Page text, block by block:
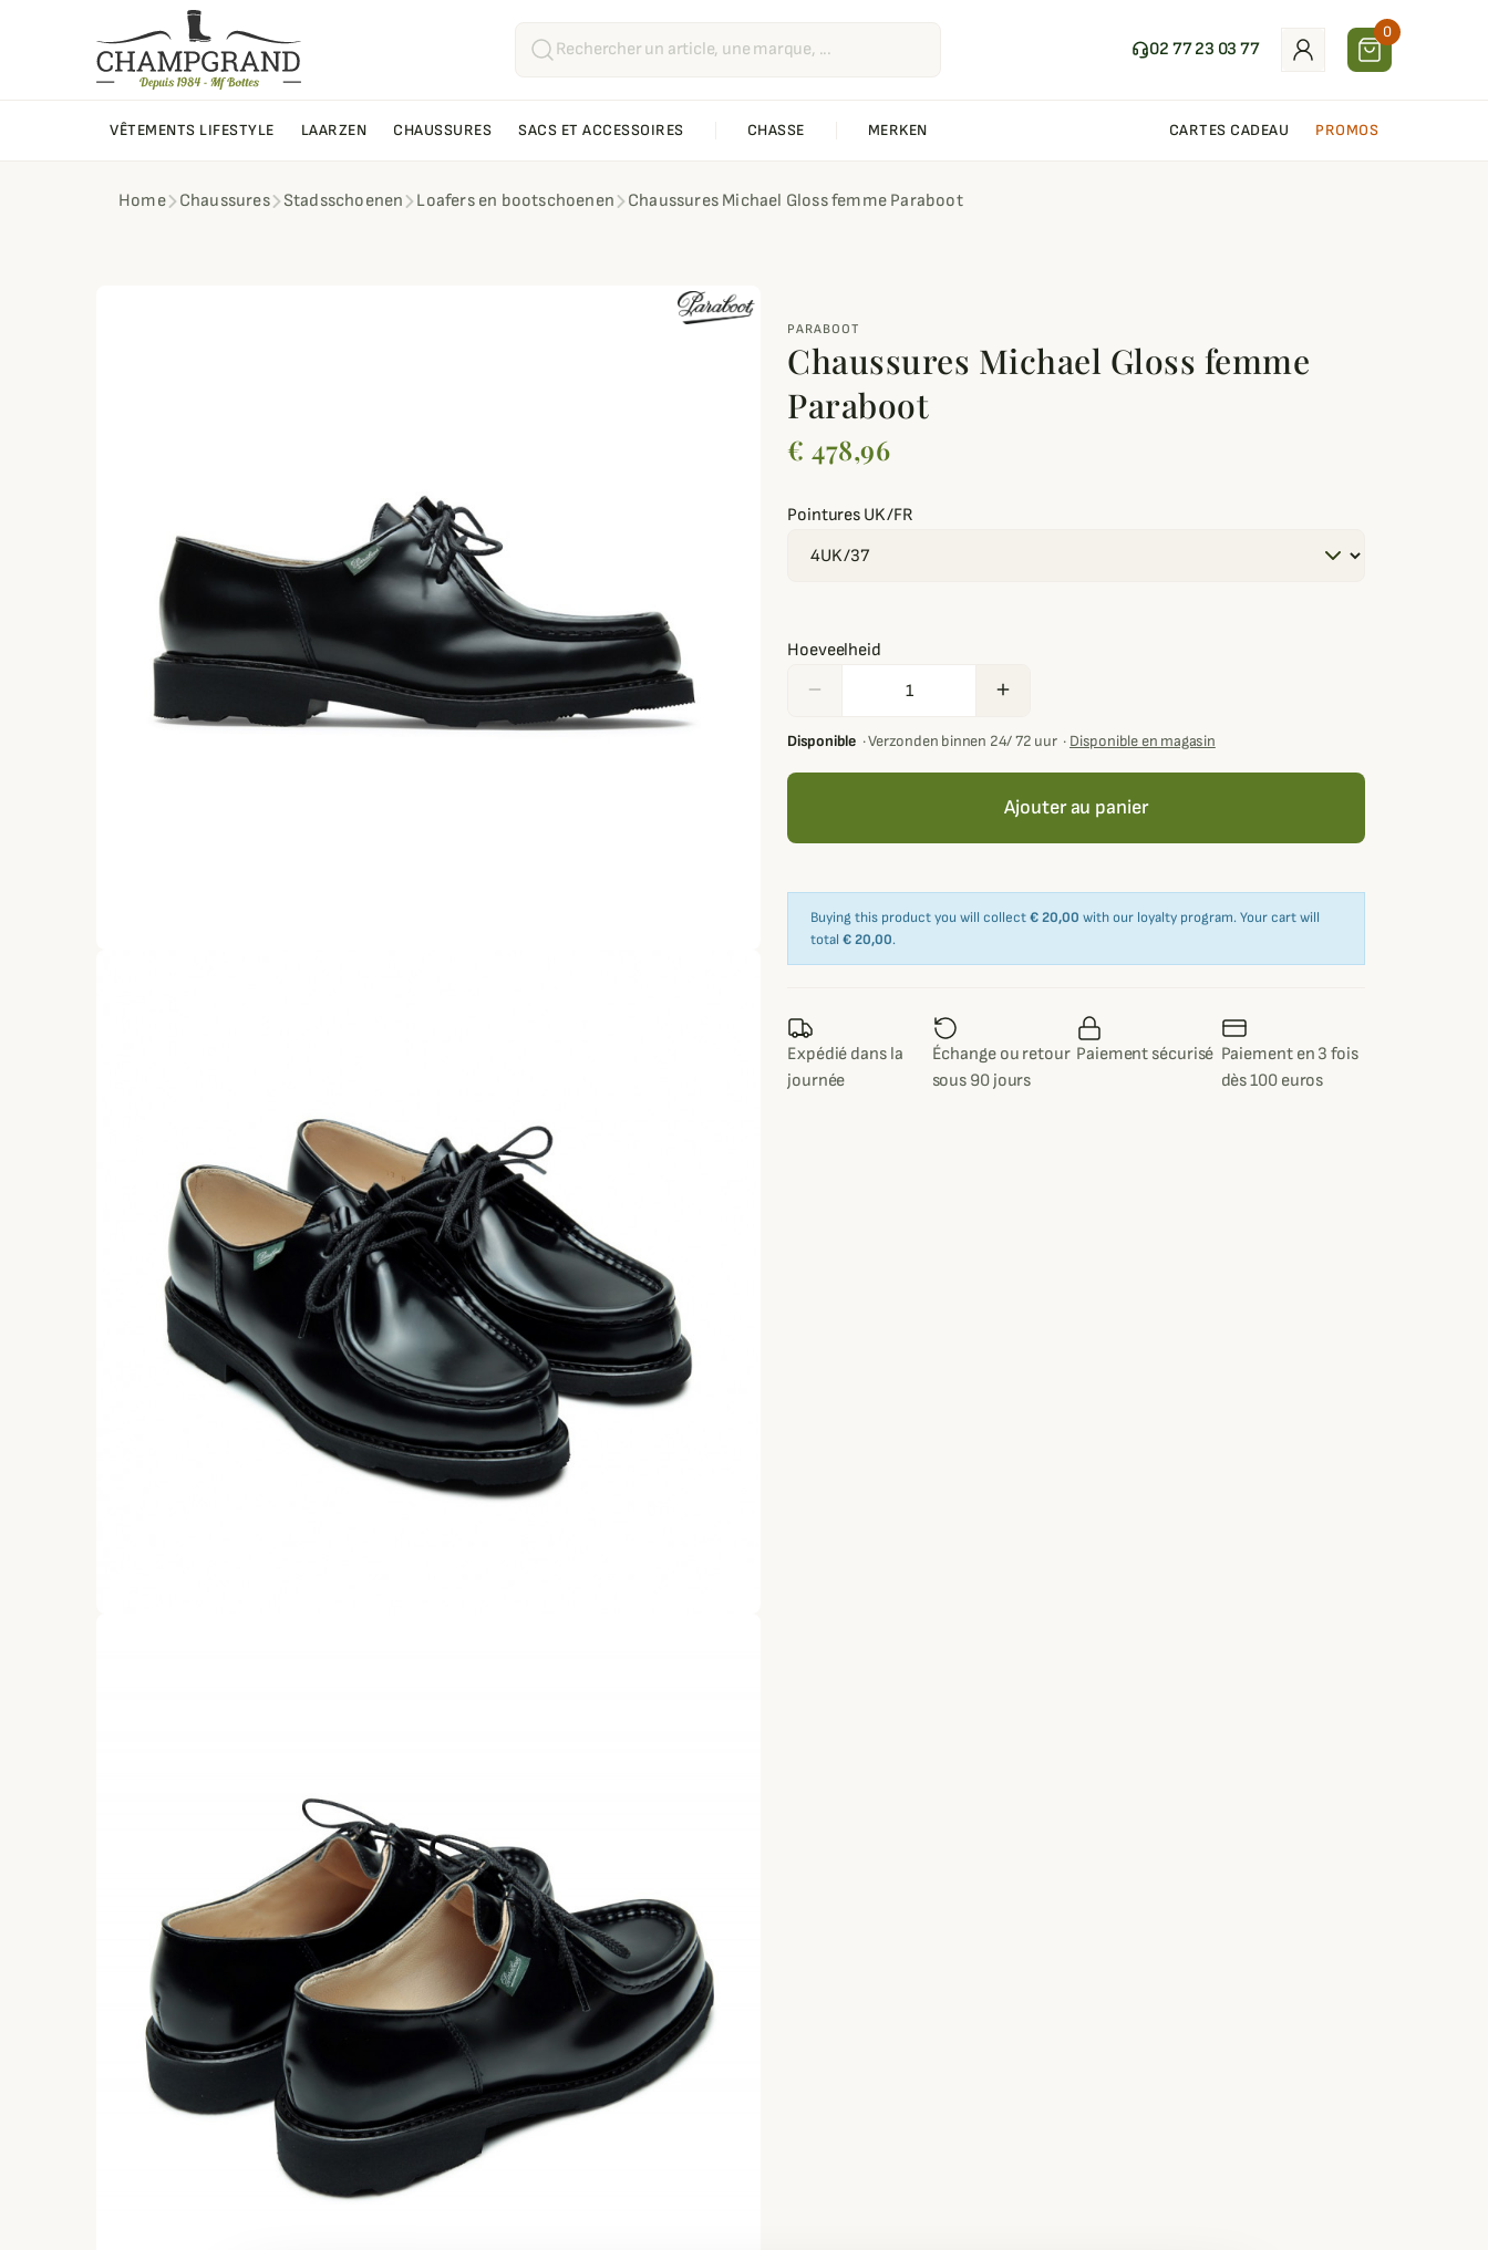
02 77 23 03 77
0
VÊTEMENTS LIFESTYLE LAARZEN CHAUSSURES SACS ET ACCESSOIRES CHASSE MERKEN CARTES CADEAU PROMOS
Home Chaussures Stadsschoenen Loafers en bootschoenen Chaussures Michael Gloss femme Paraboot
PARABOOT
Chaussures Michael Gloss femme
Paraboot
€ 478,96
Pointures UK/FR
Hoeveelheid
remove add
Disponible ·Verzonden binnen 24/ 72 uur· Disponible en magasin
Ajouter au panier
Buying this product you will collect€ 20,00 with our loyalty program. Your cart will
total € 20,00.
Expédié dans la
journée
Échange ou retour
sous 90 jours
Paiement sécurisé Paiement en 3 fois
dès 100 euros